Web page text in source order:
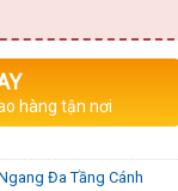
hàng tận nơi
Đa Tầng Cánh